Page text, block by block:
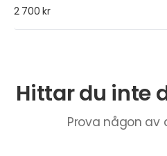
2 700 kr
Hittar du inte
Prova någon av